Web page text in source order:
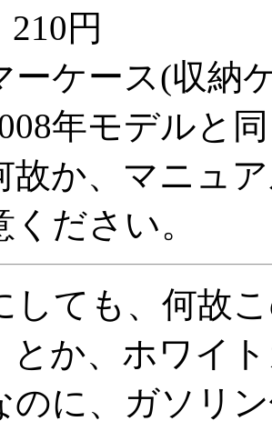
210円
ーケース(収納
年モデルと
故か、マニュ
ださい。
しても、何故
か、ホワイト
のに、ガソリ